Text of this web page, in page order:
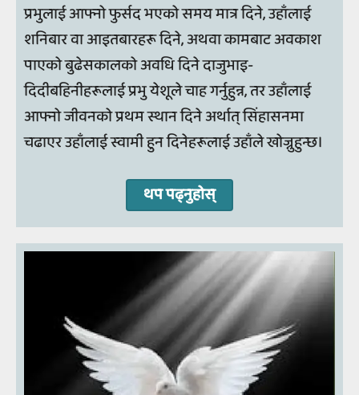
प्रभुलाई आफ्नो फुर्सद भएको समय मात्र दिने, उहाँलाई
शनिबार वा आइतबारहरू दिने, अथवा कामबाट अवकाश
पाएको बुढेसकालको अवधि दिने दाजुभाइ-
दिदीबहिनीहरूलाई प्रभु येशूले चाह गर्नुहुन्न, तर उहाँलाई
आफ्नो जीवनको प्रथम स्थान दिने अर्थात् सिंहासनमा
चढाएर उहाँलाई स्वामी हुन दिनेहरूलाई उहाँले खोज्नुहुन्छ।
थप पढ्नुहोस्